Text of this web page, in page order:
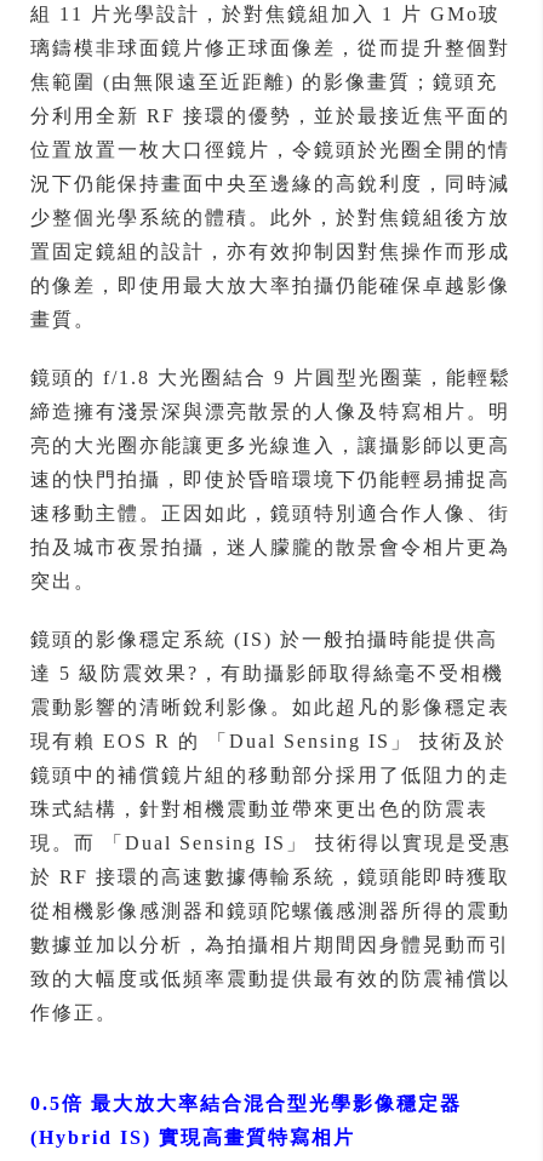
組 11 片光學設計，於對焦鏡組加入 1 片 GMo玻
璃鑄模非球面鏡片修正球面像差，從而提升整個對
焦範圍 (由無限遠至近距離) 的影像畫質；鏡頭充
分利用全新 RF 接環的優勢，並於最接近焦平面的
位置放置一枚大口徑鏡片，令鏡頭於光圈全開的情
況下仍能保持畫面中央至邊緣的高銳利度，同時減
少整個光學系統的體積。此外，於對焦鏡組後方放
置固定鏡組的設計，亦有效抑制因對焦操作而形成
的像差，即使用最大放大率拍攝仍能確保卓越影像
畫質。
鏡頭的 f/1.8 大光圈結合 9 片圓型光圈葉，能輕鬆
締造擁有淺景深與漂亮散景的人像及特寫相片。明
亮的大光圈亦能讓更多光線進入，讓攝影師以更高
速的快門拍攝，即使於昏暗環境下仍能輕易捕捉高
速移動主體。正因如此，鏡頭特別適合作人像、街
拍及城市夜景拍攝，迷人朦朧的散景會令相片更為
突出。
鏡頭的影像穩定系統 (IS) 於一般拍攝時能提供高
達 5 級防震效果?，有助攝影師取得絲毫不受相機
震動影響的清晰銳利影像。如此超凡的影像穩定表
現有賴 EOS R 的 「Dual Sensing IS」 技術及於
鏡頭中的補償鏡片組的移動部分採用了低阻力的走
珠式結構，針對相機震動並帶來更出色的防震表
現。而 「Dual Sensing IS」 技術得以實現是受惠
於 RF 接環的高速數據傳輸系統，鏡頭能即時獲取
從相機影像感測器和鏡頭陀螺儀感測器所得的震動
數據並加以分析，為拍攝相片期間因身體晃動而引
致的大幅度或低頻率震動提供最有效的防震補償以
作修正。
0.5倍 最大放大率結合混合型光學影像穩定器
(Hybrid IS) 實現高畫質特寫相片